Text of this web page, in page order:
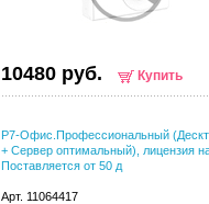
10480 руб. Купить
Р7-Офис.Профессиональный
+ Сервер оптимальный), лицензия
Поставляется от 50 д
Арт. 11064417